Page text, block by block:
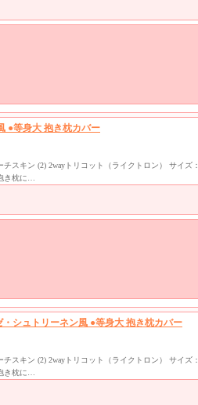
●等身大 抱き枕カバー
スキン (2) 2wayトリコット（ライクトロン） サイズ：
き枕に…
シュトリーネン風 ●等身大 抱き枕カバー
スキン (2) 2wayトリコット（ライクトロン） サイズ：
き枕に…